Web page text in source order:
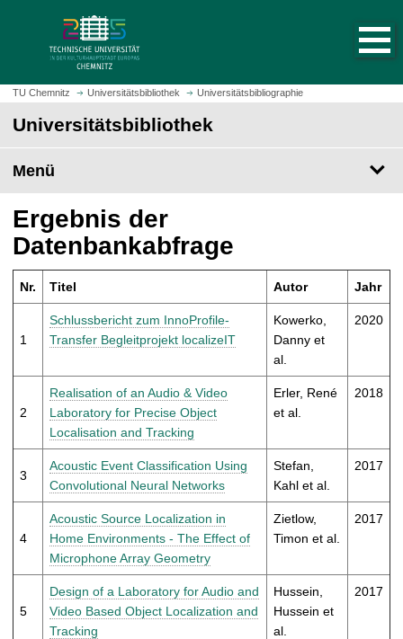
z
m
t
e
i
t
u
f
u
f
n
TU Chemnitz Universitätsbibliothek Universitätsbibliographie
Universitätsbibliothek
Menü
Ergebnis der
Datenbankabfrage
Nr. Titel Autor Jahr
1
Schlussbericht zum InnoProfile-
Transfer Begleitprojekt localizeIT
Kowerko,
Danny et
al.
2020
2
Realisation of an Audio & Video
Laboratory for Precise Object
Localisation and Tracking
Erler, René
et al.
2018
3
Acoustic Event Classification Using
Convolutional Neural Networks
Stefan,
Kahl et al.
2017
4
Acoustic Source Localization in
Home Environments - The Effect of
Microphone Array Geometry
Zietlow,
Timon et al.
2017
5
Design of a Laboratory for Audio and
Video Based Object Localization and
Tracking
Hussein,
Hussein et
al.
2017